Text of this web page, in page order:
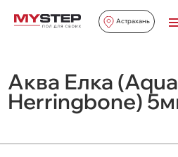
Астрахань
Аква Елка (Aqua
Herringbone)